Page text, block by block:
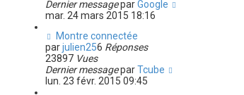
Dernier messageparGoogle
mar. 24 mars 2015 18:16
Montre connectée
parjulien256 Réponses
23897 Vues
Dernier messageparTcube
lun. 23 févr. 2015 09:45